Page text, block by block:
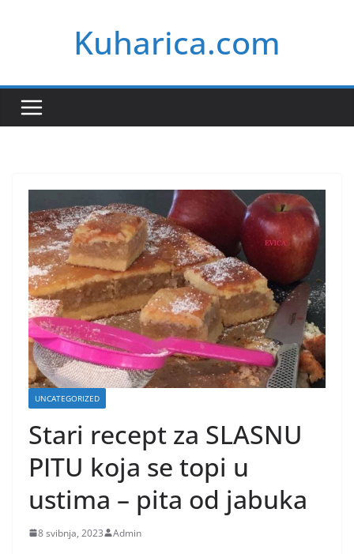
Kuharica.com
UNCATEGORIZED
Stari recept za SLASNU
PITU koja se topi u
ustima – pita od jabuka
8 svibnja, 2023 Admin